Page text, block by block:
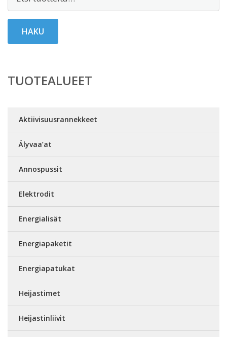
HAKU
TUOTEALUEET
Aktiivisuusrannekkeet
Älyvaa’at
Annospussit
Elektrodit
Energialisät
Energiapaketit
Energiapatukat
Heijastimet
Heijastinliivit